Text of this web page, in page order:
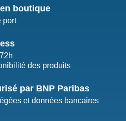
boutique
port
des produits
par BNP Paribas
et données bancaires